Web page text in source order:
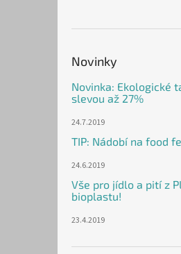
Novinky
Novinka: Ekologické
slevou až 27%
24.7.2019
TIP: Nádobí na food
24.6.2019
Vše pro jídlo a pití z
bioplastu!
23.4.2019